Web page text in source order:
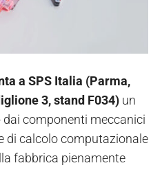
a SPS Italia (Parma,
3, stand F034) un
componenti meccanici
di calcolo computazionale
fabbrica pienamente